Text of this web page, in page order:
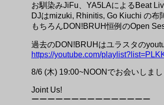
お馴染みJiFu、YA5LAによるBeat
DJはmizuki, Rhinitis, Go Kiuchi の布
もちろんDON!BRUH恒例のOpen
過去のDON!BRUHはユラスタの
https://youtube.com/
8/6 (木) 19:00~NOONでお会いしまし
Joint Us!
ーーーーーーーーーーーーーーー